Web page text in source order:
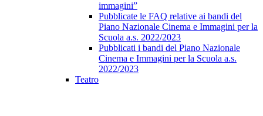
immagini”
Pubblicate le FAQ relative ai bandi del
Piano Nazionale Cinema e Immagini per la
Scuola a.s. 2022/2023
Pubblicati i bandi del Piano Nazionale
Cinema e Immagini per la Scuola a.s.
2022/2023
Teatro